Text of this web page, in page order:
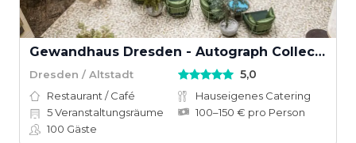
Gewandhaus Dresden - Autograph Collection
Dresden / Altstadt 5,0
Restaurant / Café
Hauseigenes Catering
5Veranstaltungsräume
100–150 € pro Person
100 Gäste